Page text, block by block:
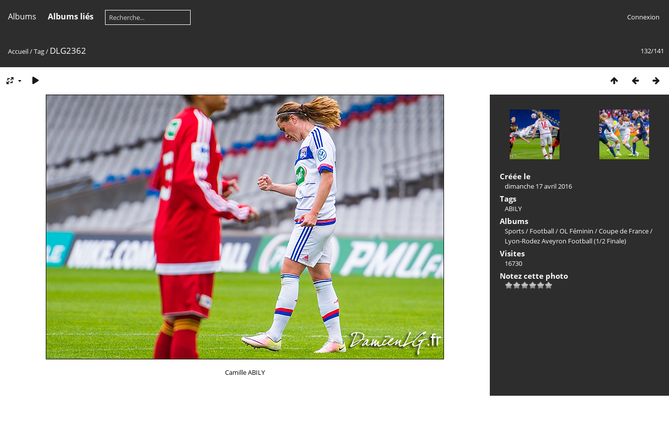
Albums Albums liés Connexion
132/141
Accueil/Tag/ DLG2362
Camille ABILY
Créée le
dimanche 17 avril 2016
Tags
ABILY
Albums
Sports/ Football/OL Féminin /Coupe de France/
Lyon-Rodez Aveyron Football (1/2 Finale)
Visites
16730
Notez cette photo